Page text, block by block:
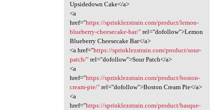
Upsidedown Cake</a>
<a
href="https://sprinklezstrain.com/product/lemon-
blueberry-cheesecake-bar/"rel="dofollow">Lemon
Blueberry Cheesecake Bar</a>
<a href="https://sprinklezstrain.com/product/sour-
patch/"rel="dofollow">Sour Patch</a>
<a
href="https://sprinklezstrain.com/product/boston-
cream-pie/"rel="dofollow">Boston Cream Pie</a>
<a
href="https://sprinklezstrain.com/product/basque-